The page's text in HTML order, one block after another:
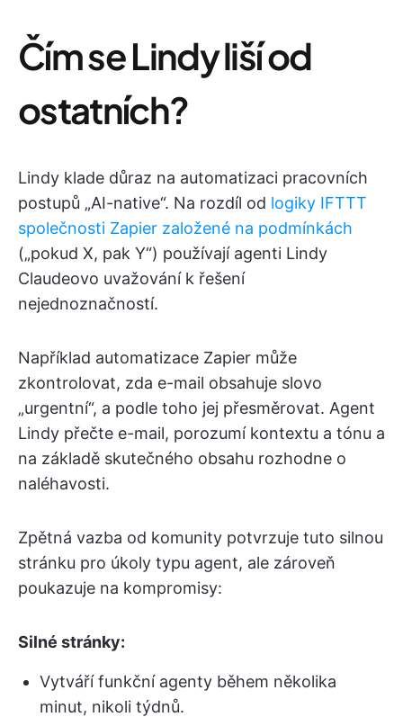
Čím se Lindy liší od
ostatních?
Lindy klade důraz na automatizaci pracovních
postupů „AI-native“. Na rozdíl od logiky IFTTT
společnosti Zapier založené na podmínkách
(„pokud X, pak Y“) používají agenti Lindy
Claudeovo uvažování k řešení
nejednoznačností.
Například automatizace Zapier může
zkontrolovat, zda e-mail obsahuje slovo
„urgentní“, a podle toho jej přesměrovat. Agent
Lindy přečte e-mail, porozumí kontextu a tónu a
na základě skutečného obsahu rozhodne o
naléhavosti.
Zpětná vazba od komunity potvrzuje tuto silnou
stránku pro úkoly typu agent, ale zároveň
poukazuje na kompromisy:
Silné stránky:
Vytváří funkční agenty během několika
minut, nikoli týdnů.